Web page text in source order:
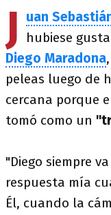
J uan
hubiese
Diego Maradona
peleas luego de
cercana porque
tomó como un
"Diego siempre
respuesta mía
Él, cuando la